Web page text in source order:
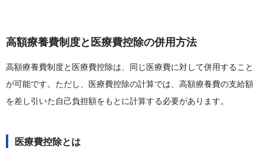
高額療養費制度と医療費控除の併用方法
高額療養費制度と医療費控除は、同じ医療費に対して併用すること
が可能です。ただし、医療費控除の計算では、高額療養費の支給額
を差し引いた自己負担額をもとに計算する必要があります。
医療費控除とは